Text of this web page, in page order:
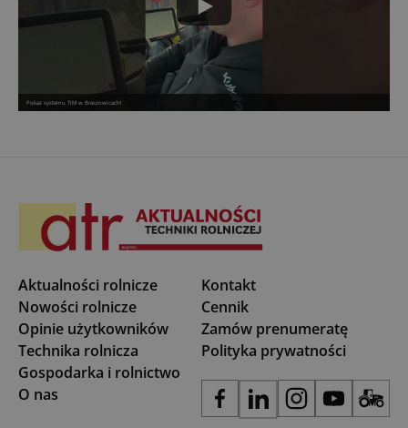
Pokaz systemu TIM w Braszowicach!
Aktualności rolnicze
Nowości rolnicze
Opinie użytkowników
Technika rolnicza
Gospodarka i rolnictwo
O nas
Kontakt
Cennik
Zamów prenumeratę
Polityka prywatności